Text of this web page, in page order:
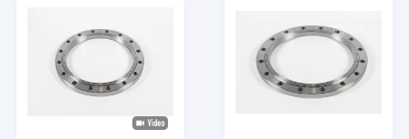
Au sujet de nous
Visite d'usine